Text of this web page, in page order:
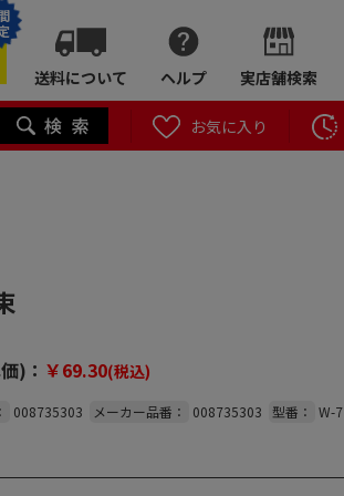
送料について ヘルプ 実店舗検索
お気に入り
)： ￥69.30(税込)
008735303 メーカー品番： 008735303 型番： W-7